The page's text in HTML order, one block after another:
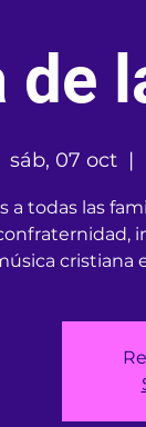
de
sáb, 07 oct
  |
a todas las
cristiana